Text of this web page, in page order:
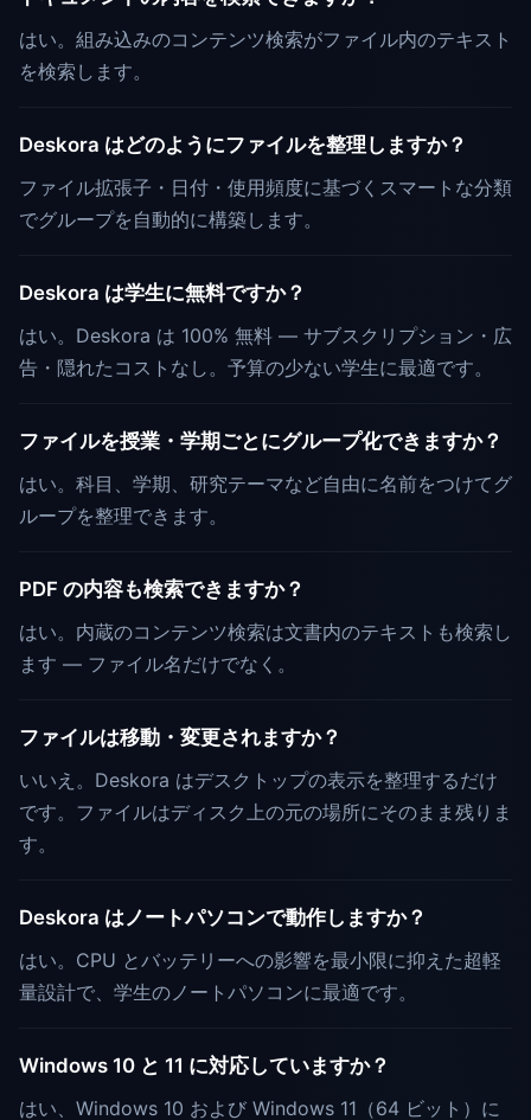
はい。組み込みのコンテンツ検索がファイル内のテキスト
を検索します。
Deskora はどのようにファイルを整理しますか？
ファイル拡張子・日付・使用頻度に基づくスマートな分類
でグループを自動的に構築します。
Deskora は学生に無料ですか？
はい。Deskora は 100% 無料 — サブスクリプション・広
告・隠れたコストなし。予算の少ない学生に最適です。
ファイルを授業・学期ごとにグループ化できますか？
はい。科目、学期、研究テーマなど自由に名前をつけてグ
ループを整理できます。
PDF の内容も検索できますか？
はい。内蔵のコンテンツ検索は文書内のテキストも検索し
ます — ファイル名だけでなく。
ファイルは移動・変更されますか？
いいえ。Deskora はデスクトップの表示を整理するだけ
です。ファイルはディスク上の元の場所にそのまま残りま
す。
Deskora はノートパソコンで動作しますか？
はい。CPU とバッテリーへの影響を最小限に抑えた超軽
量設計で、学生のノートパソコンに最適です。
Windows 10 と 11 に対応していますか？
はい、Windows 10 および Windows 11（64 ビット）に